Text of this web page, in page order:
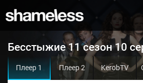
Бесстыжие 11 сезон 10
Плеер 1 Плеер 2 KerobTV